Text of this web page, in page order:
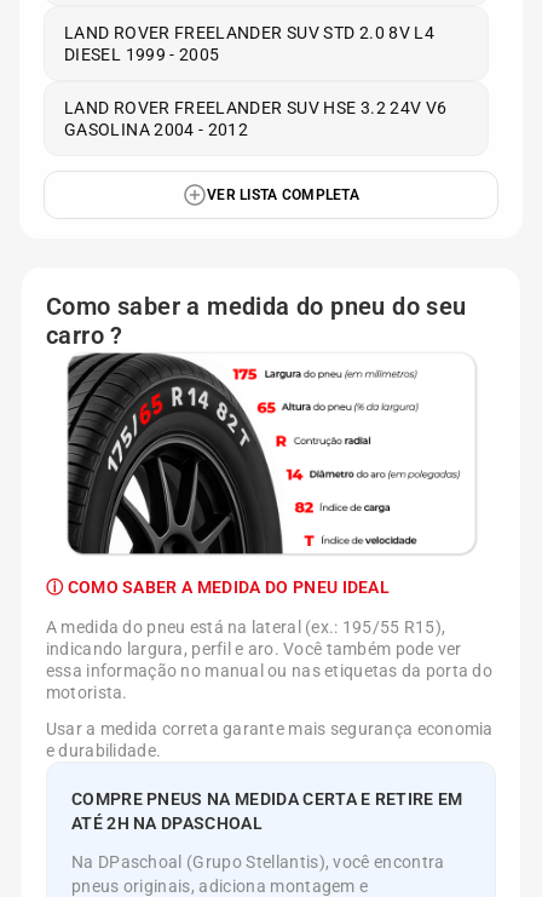
LAND ROVER FREELANDER SUV STD 2.0 8V L4
DIESEL 1999 - 2005
LAND ROVER FREELANDER SUV HSE 3.2 24V V6
GASOLINA 2004 - 2012
VER LISTA COMPLETA
Como saber a medida do pneu do seu
carro ?
ⓘ COMO SABER A MEDIDA DO PNEU IDEAL
A medida do pneu está na lateral (ex.: 195/55 R15),
indicando largura, perfil e aro. Você também pode ver
essa informação no manual ou nas etiquetas da porta do
motorista.
Usar a medida correta garante mais segurança economia
e durabilidade.
COMPRE PNEUS NA MEDIDA CERTA E RETIRE EM
ATÉ 2H NA DPASCHOAL
Na DPaschoal (Grupo Stellantis), você encontra
pneus originais, adiciona montagem e